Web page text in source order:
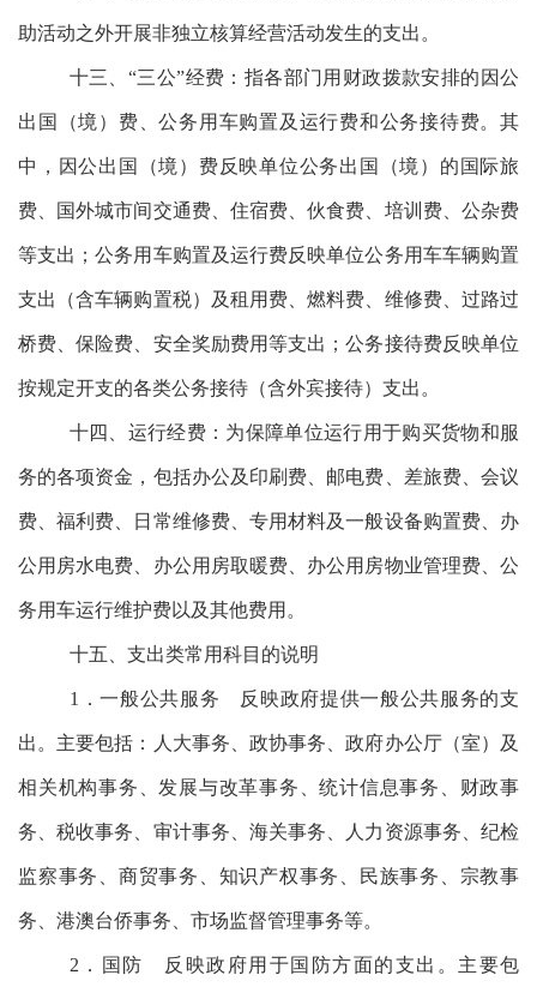
助活动之外开展非独立核算经营活动发生的支出。
十三、“三公”经费： 指各部门用财政拨款安排的因公
出国（境）费、公务用车购置及运行费和公务接待费。其
中，因公出国（境）费反映单位公务出国（境）的国际旅
费、国外城市间交通费、住宿费、伙食费、培训费、公杂费
等支出；公务用车购置及运行费反映单位公务用车车辆购置
支出（含车辆购置税）及租用费、燃料费、维修费、过路过
桥费、保险费、安全奖励费用等支出；公务接待费反映单位
按规定开支的各类公务接待（含外宾接待）支出。
十四、运行经费： 为保障单位运行用于购买货物和服
务的各项资金，包括办公及印刷费、邮电费、差旅费、会议
费、福利费、日常维修费、专用材料及一般设备购置费、办
公用房水电费、办公用房取暖费、办公用房物业管理费、公
务用车运行维护费以及其他费用。
十五、支出类常用科目的说明
1．一般公共服务 反映政府提供一般公共服务的支
出。主要包括：人大事务、政协事务、政府办公厅（室）及
相关机构事务、发展与改革事务、统计信息事务、财政事
务、税收事务、审计事务、海关事务、人力资源事务、纪检
监察事务、商贸事务、知识产权事务、民族事务、宗教事
务、港澳台侨事务、市场监督管理事务等。
2．国防 反映政府用于国防方面的支出。主要包